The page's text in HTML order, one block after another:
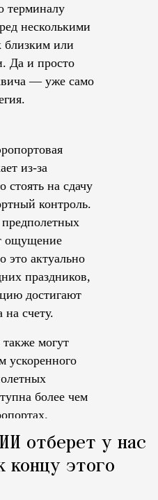
терминалу
несколькими
близким или
Да и просто
— уже само
из-за
стоять на сдачу
контроль.
ощущение
это актуально
праздников,
достигают
счету.
могут
ускоренного
более чем
отберет у нас
концу этого